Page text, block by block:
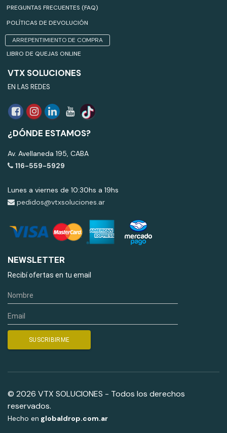
PREGUNTAS FRECUENTES (FAQ)
POLÍTICAS DE DEVOLUCIÓN
ARREPENTIMIENTO DE COMPRA
LIBRO DE QUEJAS ONLINE
VTX SOLUCIONES
EN LAS REDES
¿DÓNDE ESTAMOS?
Av. Avellaneda 195, CABA
116-559-5929
Lunes a viernes de 10:30hs a 19hs
pedidos@vtxsoluciones.ar
NEWSLETTER
Recibí ofertas en tu email
© 2026 VTX SOLUCIONES - Todos los derechos
reservados.
Hecho en globaldrop.com.ar